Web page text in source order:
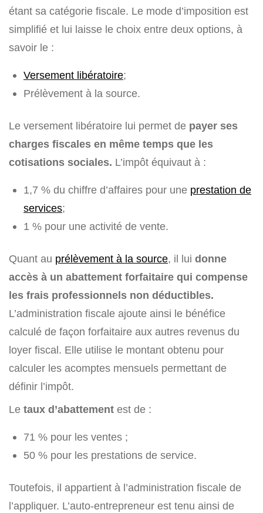
étant sa catégorie fiscale. Le mode d’imposition est
simplifié et lui laisse le choix entre deux options, à
savoir le :
Versement libératoire;
Prélèvement à la source.
Le versement libératoire lui permet de payer ses
charges fiscales en même temps que les
cotisations sociales. L’impôt équivaut à :
1,7 % du chiffre d’affaires pour une prestation de
services;
1 % pour une activité de vente.
Quant au prélèvement à la source, il lui donne
accès à un abattement forfaitaire qui compense
les frais professionnels non déductibles.
L’administration fiscale ajoute ainsi le bénéfice
calculé de façon forfaitaire aux autres revenus du
loyer fiscal. Elle utilise le montant obtenu pour
calculer les acomptes mensuels permettant de
définir l’impôt.
Le taux d’abattement est de :
71 % pour les ventes ;
50 % pour les prestations de service.
Toutefois, il appartient à l’administration fiscale de
l’appliquer. L’auto-entrepreneur est tenu ainsi de